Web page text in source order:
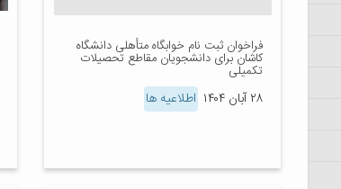
فراخوان ثبت نام خوابگاه متأهلی دانشگاه
کاشان برای دانشجویان مقاطع تحصیلات
تکمیلی
۲۸ آبان ۱۴۰۴ اطلاعیه ها